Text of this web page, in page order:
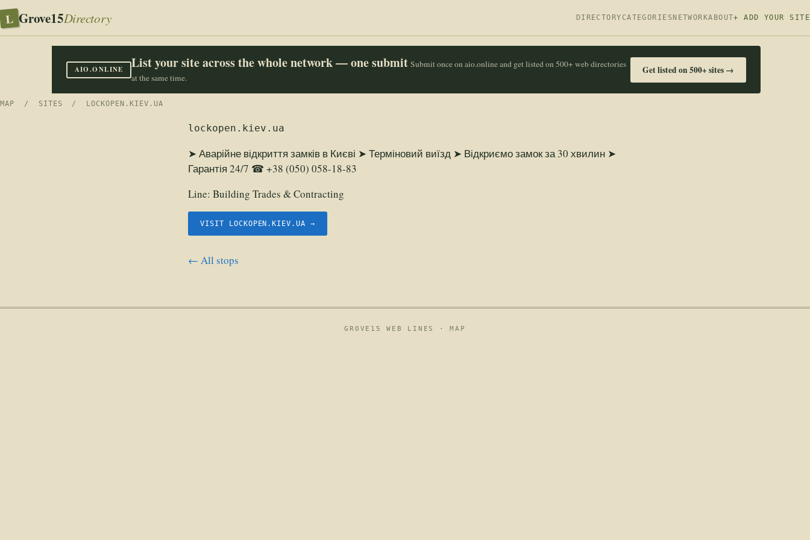
L Grove15Directory DIRECTORY CATEGORIES NETWORKABOUT+ ADD YOUR SITE
AIO.ONLINE List your site across the whole network — one submit Submit once on aio.online and get listed on 500+ web directories
at the same time.
Get listed on 500+ sites →
MAP / SITES / LOCKOPEN.KIEV.UA
lockopen.kiev.ua
➤ Аварійне відкриття замків в Києві ➤ Терміновий виїзд ➤ Відкриємо замок за 30 хвилин ➤
Гарантія 24/7 ☎ +38 (050) 058-18-83
Line: Building Trades & Contracting
VISIT LOCKOPEN.KIEV.UA →
← All stops
GROVE15 WEB LINES ·MAP